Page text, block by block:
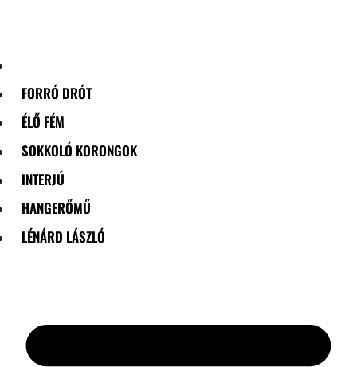
FORRÓ DRÓT
ÉLŐ FÉM
SOKKOLÓ KORONGOK
INTERJÚ
HANGERŐMŰ
LÉNÁRD LÁSZLÓ